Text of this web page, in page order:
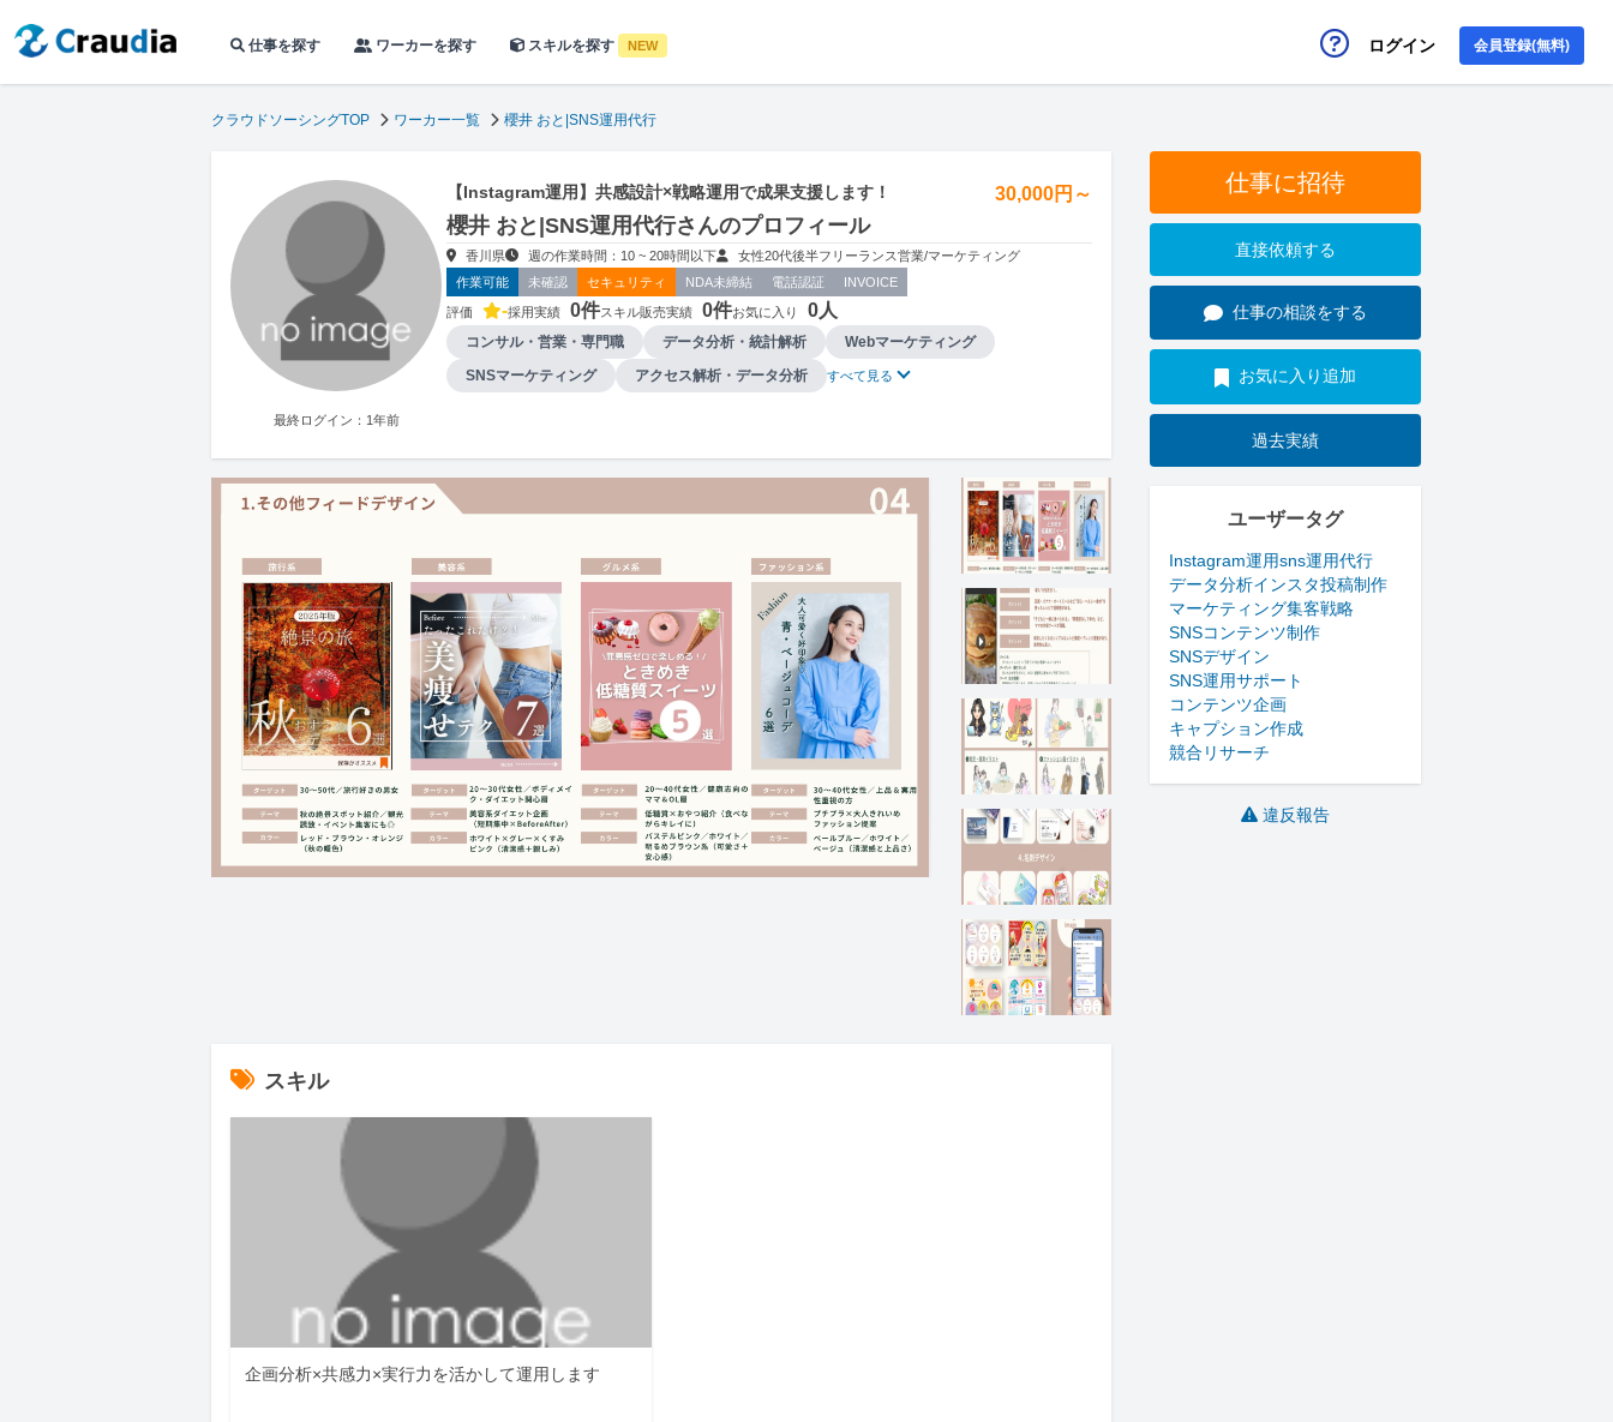
仕事を探す ワーカーを探す スキルを探す NEW ログイン 会員登録(無料)
クラウドソーシングTOP ワーカー一覧 櫻井 おと|SNS運用代行
最終ログイン：1年前
【Instagram運用】共感設計×戦略運用で成果支援します！ 30,000円～
櫻井 おと|SNS運用代行さんのプロフィール
香川県 週の作業時間：10 ~ 20時間以下 女性20代後半フリーランス営業/マーケティング
作業可能
未確認 セキュリティ NDA未締結 電話認証 INVOICE
評価 -採用実績 0件スキル販売実績 0件お気に入り 0人
コンサル・営業・専門職 データ分析・統計解析
Webマーケティング
SNSマーケティング
アクセス解析・データ分析 すべて見る
スキル
企画分析×共感力×実行力を活かして運用します
仕事に招待
直接依頼する
仕事の相談をする
お気に入り追加
過去実績
ユーザータグ
Instagram運用sns運用代行
データ分析インスタ投稿制作
マーケティング集客戦略
SNSコンテンツ制作
SNSデザイン
SNS運用サポート
コンテンツ企画
キャプション作成
競合リサーチ
違反報告